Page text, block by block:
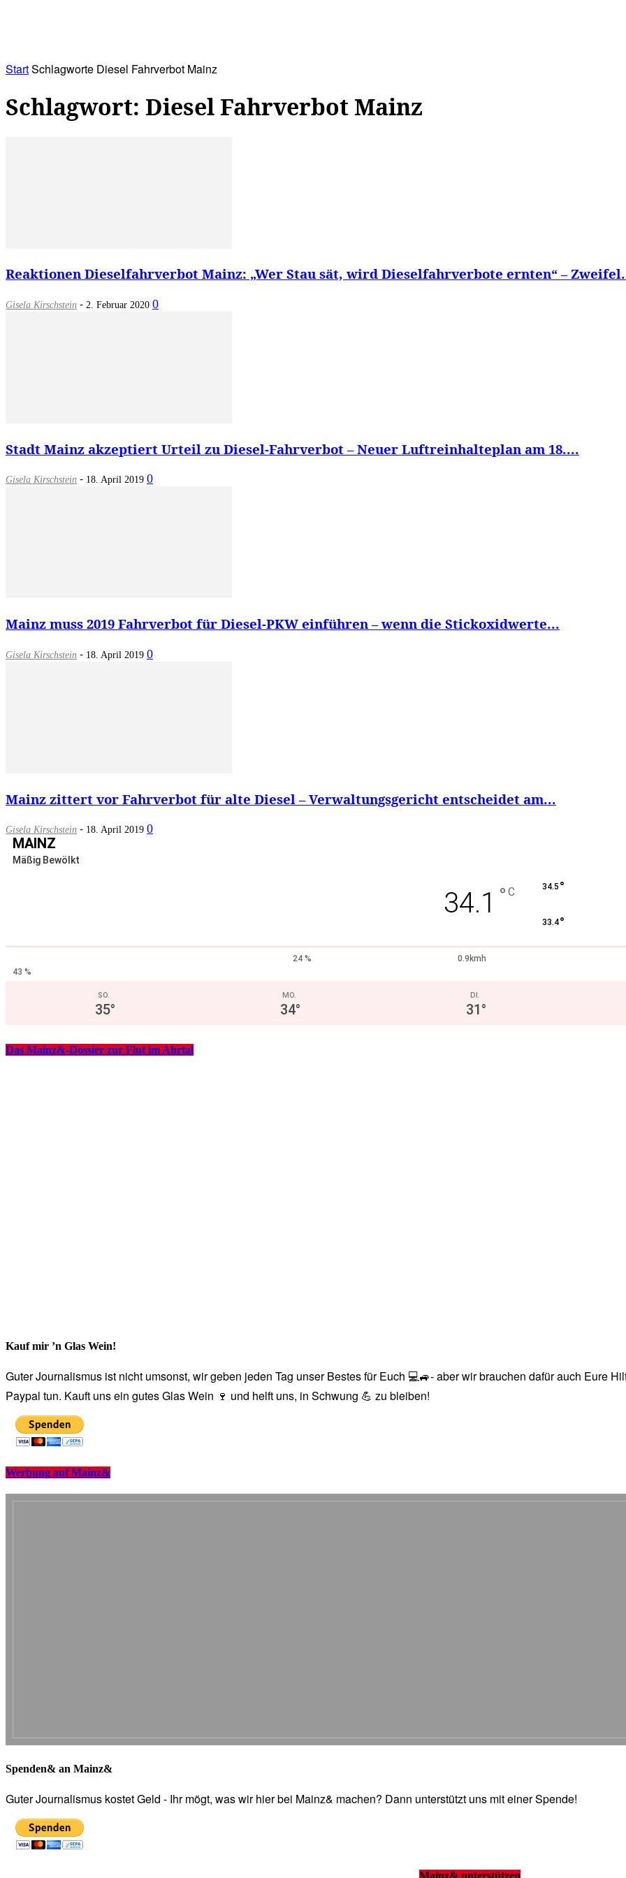
StartSchlagworte Diesel Fahrverbot Mainz
Schlagwort: Diesel Fahrverbot Mainz
Reaktionen Dieselfahrverbot Mainz: „Wer Stau sät, wird Dieselfahrverbote ernten“ –
Gisela Kirschstein - 2. Februar 2020 0
Stadt Mainz akzeptiert Urteil zu Diesel-Fahrverbot – Neuer Luftreinhalteplan am 18....
Gisela Kirschstein - 18. April 2019 0
Mainz muss 2019 Fahrverbot für Diesel-PKW einführen – wenn die Stickoxidwerte...
Gisela Kirschstein - 18. April 2019 0
Mainz zittert vor Fahrverbot für alte Diesel – Verwaltungsgericht entscheidet am...
Gisela Kirschstein - 18. April 2019 0
MAINZ
Mäßig Bewölkt
34.1 ° C 34.5 °
33.4°
24 %
0.9kmh
43 %
SO.
35°
MO.
34°
DI.
31°
Das Mainz&-Dossier zur Flut im Ahrtal
Kauf mir ’n Glas Wein!
Guter Journalismus ist nicht umsonst, wir geben jeden Tag unser Bestes für Euch 💻🚙- aber wir brauchen dafür auch Eure
Paypal tun. Kauft uns ein gutes Glas Wein 🍷 und helft uns, in Schwung 💪 zu bleiben!
Werbung auf Mainz&
Spenden& an Mainz&
Guter Journalismus kostet Geld - Ihr mögt, was wir hier bei Mainz& machen? Dann unterstützt uns mit einer Spende!
Mainz& unterstützen